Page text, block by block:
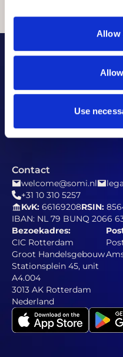
Allow
Use
FAQ
SOMI app voorwaarden
Privacyverklaring
Verantwoord
Actievoorwaarden referral
Contact
welcome@somi.nl
+31 10 310 5257
KvK: 66169208RSIN:
IBAN: NL 79 BUNQ 2066
Bezoekadres:
CIC Rotterdam
Groot Handelsgebouw
Stationsplein 45, unit
A4.004
3013 AK Rotterdam
Nederland